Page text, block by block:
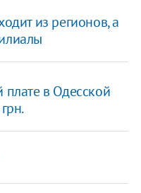
из регионов, а
плате в Одесской